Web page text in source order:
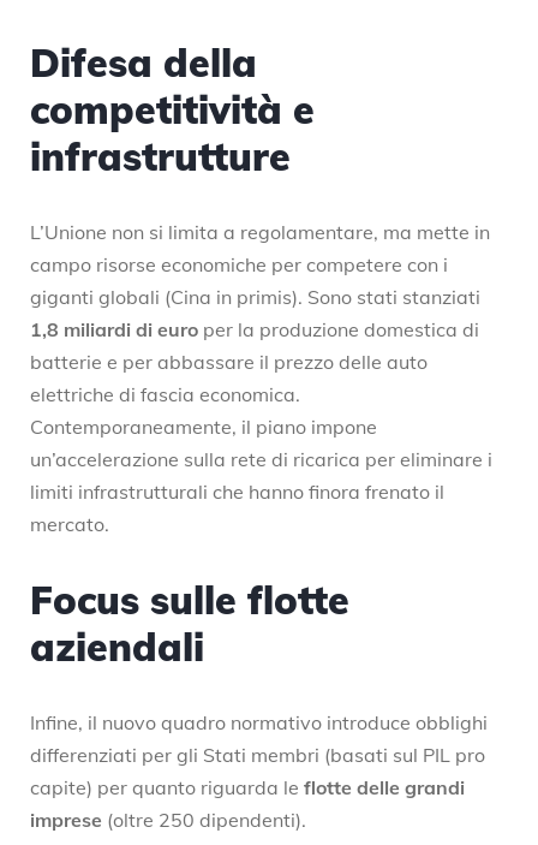
Difesa della
competitività e
infrastrutture
L’Unione non si limita a regolamentare, ma mette in
campo risorse economiche per competere con i
giganti globali (Cina in primis). Sono stati stanziati
1,8 miliardi di euro per la produzione domestica di
batterie e per abbassare il prezzo delle auto
elettriche di fascia economica.
Contemporaneamente, il piano impone
un’accelerazione sulla rete di ricarica per eliminare i
limiti infrastrutturali che hanno finora frenato il
mercato.
Focus sulle flotte
aziendali
Infine, il nuovo quadro normativo introduce obblighi
differenziati per gli Stati membri (basati sul PIL pro
capite) per quanto riguarda le flotte delle grandi
imprese (oltre 250 dipendenti).